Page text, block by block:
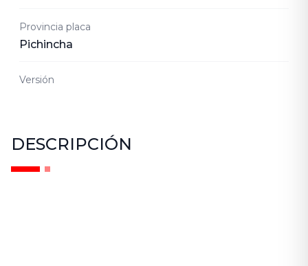
Provincia placa
Pichincha
Versión
DESCRIPCIÓN